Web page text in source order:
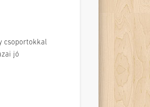
csoportokkal
jó